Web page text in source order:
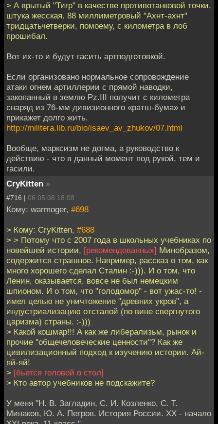
> А врытый "Тигр" в качестве противотанковой точки,
штука жесская. 88 миллиметровый "Ахнт-ахнт"
тридцатьчетверки, помоему, с километра в лоб
прошибал.
Вот их-то и будут гасить артподготовкой.
Если организовано нормальное сопровождение
атаки огнем артиллерии с прямой наводки,
закопанный в землю Pz.III получит с километра
снаряд из 76-мм дивизионного «ратш-бума» и
прикажет долго жить.
http://militera.lib.ru/bio/isaev_av_zhukov/07.html
Вообще, марксизм не догма, а руководство к
действию - что в данный момент под рукой, тем и
гасили.
CryKitten »
#716 | 06.05.08 18:08
Кому: warmoger, #698
> Кому: CryKitten, #688
> > Потому что с 2007 года в школьных учебниках по
новейшей истории, [рекомендованных] Минобразом,
содержится страшное. Например, рассказ о том, как
много хорошего сделал Сталин :-))). И о том, что
Ленин, оказывается, вовсе не был немецким
шпионом. И о том, что "голодомор" - вот ужас-то! -
имел целью не уничтожение "древних укров", а
индустриализацию отсталой (по вине свергнутого
царизма) страны. :-)))
> Какой кошмар!!! А как же либерализьм, рынок и
прочие "общечеловеческие ценности"? Как же
цивилизационный подход к изучению истории. Ай-
яй-яй!
> [бьется головой о стол]
> Кто автор учебников не подскажите?
У меня "Н. В. Загладин, С. И. Козленко, С. Т.
Минаков, Ю. А. Петров. История России. XX - начало